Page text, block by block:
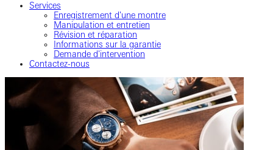
Services
Enregistrement d'une montre
Manipulation et entretien
Révision et réparation
Informations sur la garantie
Demande d'intervention
Contactez-nous